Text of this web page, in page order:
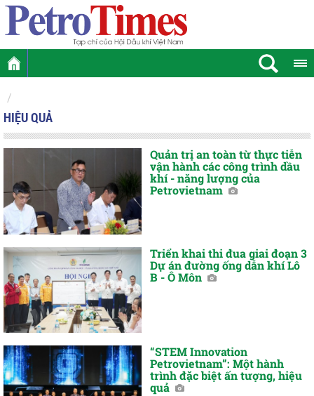
HIỆU QUẢ
Quản trị an toàn từ thực tiễn
vận hành các công trình dầu
khí - năng lượng của
Petrovietnam
Triển khai thi đua giai đoạn 3
Dự án đường ống dẫn khí Lô
B - Ô Môn
“STEM Innovation
Petrovietnam”: Một hành
trình đặc biệt ấn tượng, hiệu
quả